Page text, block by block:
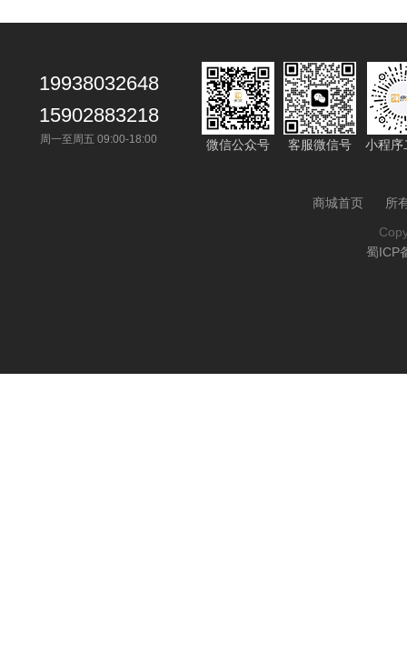
19938032648
15902883218
周一至周五 09:00-18:00 微信公众号 客服微信号 小程序
商城首页
所
蜀ICP